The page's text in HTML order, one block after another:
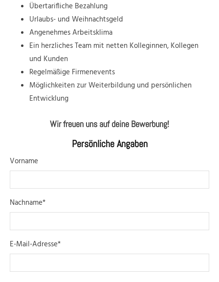
Übertarifliche Bezahlung
Urlaubs- und Weihnachtsgeld
Angenehmes Arbeitsklima
Ein herzliches Team mit netten Kolleginnen, Kollegen
und Kunden
Regelmäßige Firmenevents
Möglichkeiten zur Weiterbildung und persönlichen
Entwicklung
Wir freuen uns auf deine Bewerbung!
Persönliche Angaben
Vorname
Nachname*
E-Mail-Adresse*